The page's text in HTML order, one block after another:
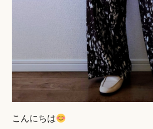
こんにちは